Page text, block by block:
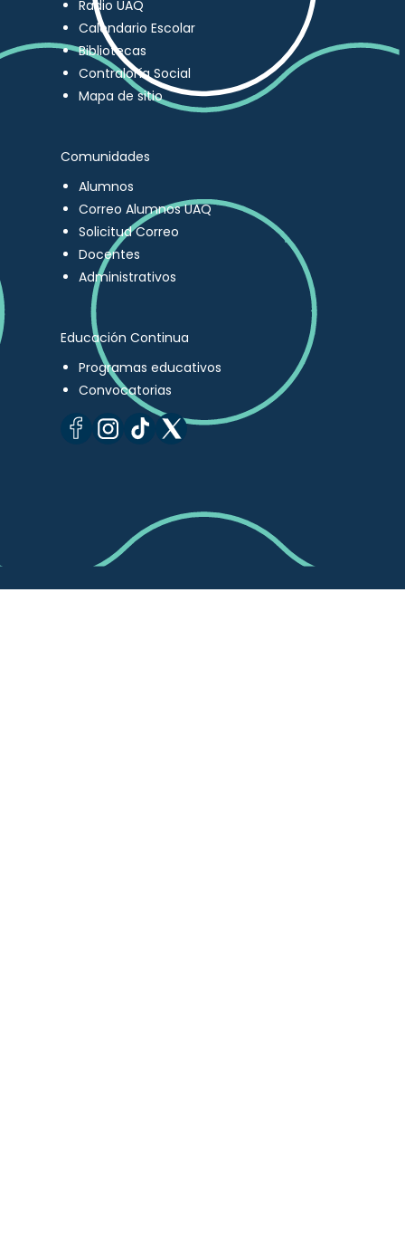
Radio UAQ
Calendario Escolar
Bibliotecas
Contraloría Social
Mapa de sitio
Comunidades
Alumnos
Correo Alumnos UAQ
Solicitud Correo
Docentes
Administrativos
Educación Continua
Programas educativos
Convocatorias